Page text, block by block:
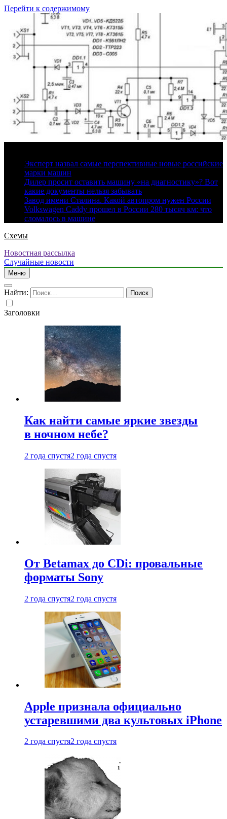
Перейти к содержимому
Эксперт назвал самые перспективные новые российские
марки машин
Дилер просит оставить машину «на диагностику»? Вот
какие документы нельзя забывать
Завод имени Сталина. Какой автопром нужен России
Volkswagen Caddy прошел в России 280 тысяч км: что
сломалось в машине
Схемы
Новостная рассылка
Случайные новости
Меню
Найти:
Заголовки
Как найти самые яркие звезды
в ночном небе?
2 года спустя2 года спустя
От Betamax до CDi: провальные
форматы Sony
2 года спустя2 года спустя
Apple признала официально
устаревшими два культовых iPhone
2 года спустя2 года спустя